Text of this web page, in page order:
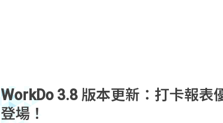
WorkDo 3.8 版本更新：打卡報表
登場！